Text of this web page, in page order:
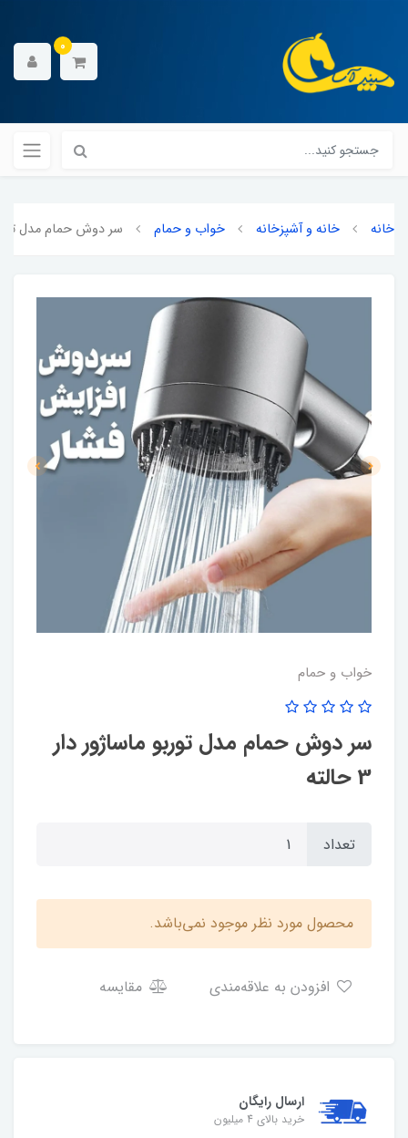
0
خانه خانه و آشپزخانه خواب و حمام سر دوش حمام مدل توربو
خواب و حمام
سر دوش حمام مدل توربو ماساژور دار
3 حالته
تعداد
محصول مورد نظر موجود نمی‌باشد.
مقایسه
ارسال رایگان
خرید بالای 4 میلیون